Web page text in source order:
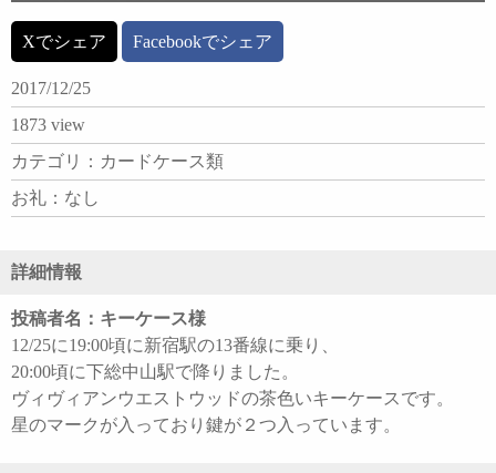
Xでシェア Facebookでシェア
2017/12/25
1873 view
カテゴリ：カードケース類
お礼：なし
詳細情報
投稿者名：キーケース様
12/25に19:00頃に新宿駅の13番線に乗り、
20:00頃に下総中山駅で降りました。
ヴィヴィアンウエストウッドの茶色いキーケースです。
星のマークが入っており鍵が２つ入っています。